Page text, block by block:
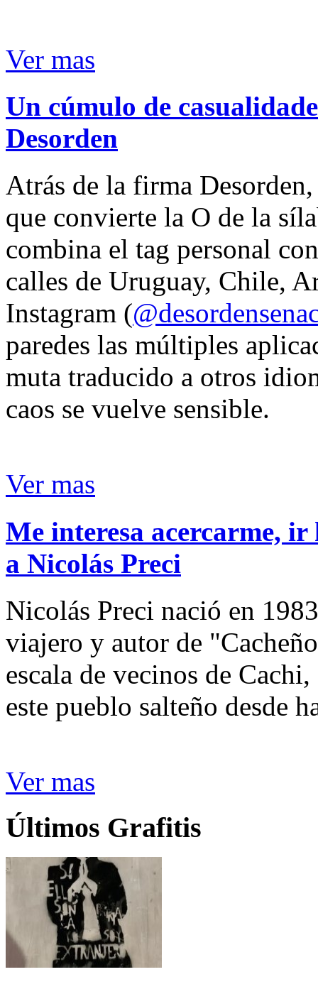
Ver mas
Un cúmulo de
Desorden
Atrás de la firma
que convierte la O de la
combina el tag personal
calles de Uruguay, Chile,
Instagram (
paredes las múltiples
muta traducido a otros
caos se vuelve sensible.
Ver mas
Me interesa acercarme,
a Nicolás Preci
Nicolás Preci nació en
viajero y autor de
escala de vecinos de
este pueblo salteño desde
Ver mas
Últimos Grafitis